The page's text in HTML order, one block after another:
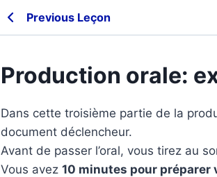
Previous Leçon
Production orale:
Dans cette troisième partie de la
document déclencheur.
Avant de passer l’oral, vous tirez au
Vous avez 10 minutes pour préparer